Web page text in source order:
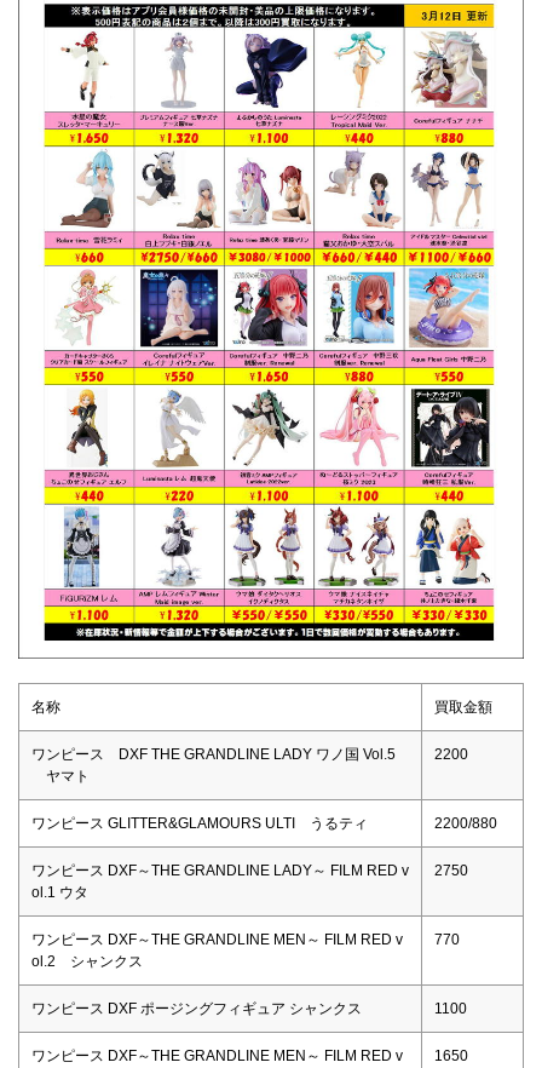
名称 買取金額
ワンピース DXF THE GRANDLINE LADY ワノ国 Vol.5
ヤマト
2200
ワンピース GLITTER&GLAMOURS ULTI うるティ 2200/880
ワンピース DXF～THE GRANDLINE LADY～ FILM RED v
ol.1 ウタ
2750
ワンピース DXF～THE GRANDLINE MEN～ FILM RED v
ol.2 シャンクス
770
ワンピース DXF ポージングフィギュア シャンクス 1100
ワンピース DXF～THE GRANDLINE MEN～ FILM RED v
1650